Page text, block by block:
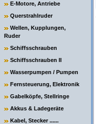
E-Motore, Antriebe
Querstrahlruder
Wellen, Kupplungen,
Ruder
Schiffsschrauben
Schiffsschrauben II
Wasserpumpen / Pumpen
Fernsteuerung, Elektronik
Gabelköpfe, Stellringe
Akkus & Ladegeräte
Kabel, Stecker ......